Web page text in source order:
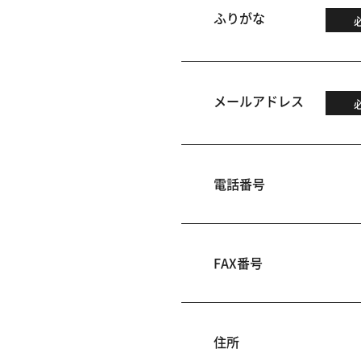
ふりがな
メールアドレス
電話番号
FAX番号
住所